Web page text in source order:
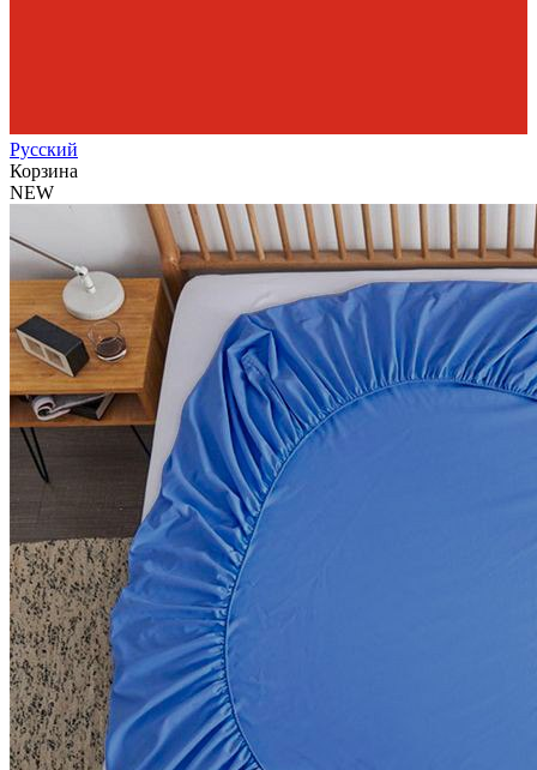
Русский
Корзина
NEW